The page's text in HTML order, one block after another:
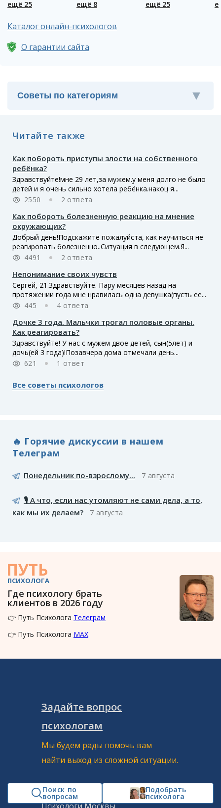
Поиск по
вопросам
Подобрать
психолога
ещё 25
ещё 8
ещё 25
Каталог онлайн-психологов
О гарантии сайта
Читайте также
Как побороть приступы злости на собственного
ребёнка?
Здравствуйте!мне 29 лет,за мужем.у меня долго не было
детей и я очень сильно хотела ребёнка.накоц я...
2550
2 ответа
Как побороть болезненную реакцию на мнение
окружающих?
Добрый день!Подскажите пожалуйста, как научиться не
реагировать болезненно..Ситуация в следующем.Я...
4491
2 ответа
Непонимание своих чувств
Сергей, 21.Здравствуйте. Пару месяцев назад на
протяжении года мне нравилась одна девушка(пусть ее...
445
4 ответа
Дочке 3 года. Мальчки трогал половые органы.
Как реагировать?
Здравствуйте! У нас с мужем двое детей, сын(5лет) и
дочь(ей 3 года)!Позавчера дома отмечали день...
621
1 ответ
Все советы психологов
🔥 Горячие дискуссии в нашем
Телеграм
Понедельник по-взрослому... 7 августа
🎙️ А что, если нас утомляют не сами дела, а то,
как мы их делаем?
7 августа
ПУТЬ
ПСИХОЛОГА
Где психологу брать
клиентов в 2026 году
👉 Путь Психолога Телеграм
👉 Путь Психолога MAX
Задайте вопрос
психологам
Мы будем рады помочь вам
найти выход из сложной ситуации.
Россия